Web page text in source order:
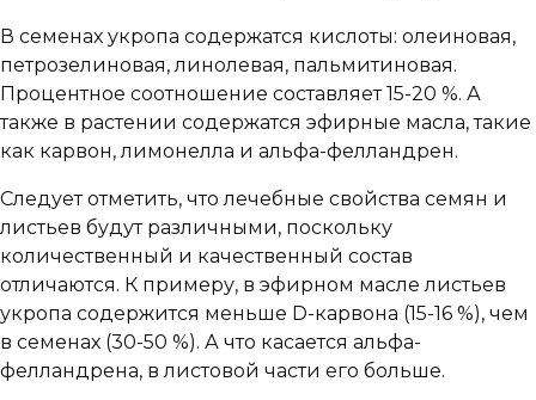
В семенах укропа содержатся кислоты: олеиновая,
петрозелиновая, линолевая, пальмитиновая.
Процентное соотношение составляет 15-20 %. А
также в растении содержатся эфирные масла, такие
как карвон, лимонелла и альфа-фелландрен.
Следует отметить, что лечебные свойства семян и
листьев будут различными, поскольку
количественный и качественный состав
отличаются. К примеру, в эфирном масле листьев
укропа содержится меньше D-карвона (15-16 %), чем
в семенах (30-50 %). А что касается альфа-
фелландрена, в листовой части его больше.